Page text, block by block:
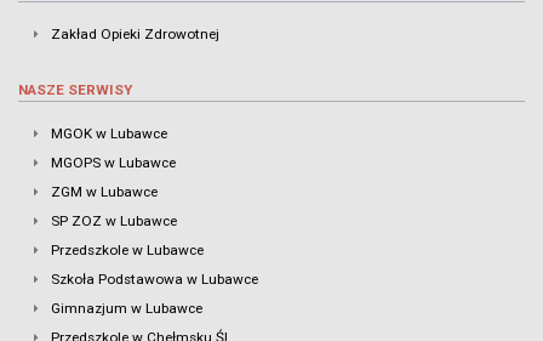
Zakład Opieki Zdrowotnej
NASZE SERWISY
MGOK w Lubawce
MGOPS w Lubawce
ZGM w Lubawce
SP ZOZ w Lubawce
Przedszkole w Lubawce
Szkoła Podstawowa w Lubawce
Gimnazjum w Lubawce
Przedszkole w Chełmsku Śl.